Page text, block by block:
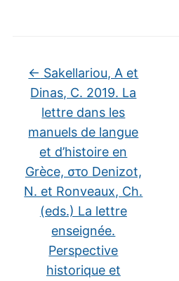
← Sakellariou, A et
Dinas, C. 2019. La
lettre dans les
manuels de langue
et d’histoire en
Grèce, στο Denizot,
N. et Ronveaux, Ch.
(eds.) La lettre
enseignée.
Perspective
historique et